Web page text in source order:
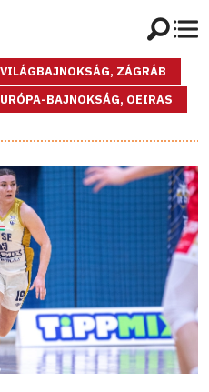
ZÁGRÁB
BAJNOKSÁG, OEIRAS